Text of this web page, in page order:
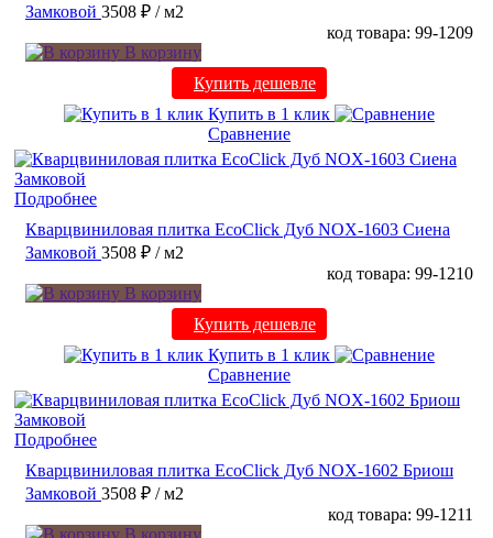
Замковой 3508 ₽ / м2
код товара: 99-1209
В корзину
Купить дешевле
Купить в 1 клик
Сравнение
Подробнее
Кварцвиниловая плитка EcoClick Дуб NOX-1603 Сиена
Замковой 3508 ₽ / м2
код товара: 99-1210
В корзину
Купить дешевле
Купить в 1 клик
Сравнение
Подробнее
Кварцвиниловая плитка EcoClick Дуб NOX-1602 Бриош
Замковой 3508 ₽ / м2
код товара: 99-1211
В корзину